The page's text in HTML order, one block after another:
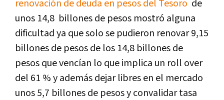
renovación de deuda en pesos del Tesoro de
unos 14,8 billones de pesos mostró alguna
dificultad ya que solo se pudieron renovar 9,15
billones de pesos de los 14,8 billones de
pesos que vencían lo que implica un roll over
del 61 % y además dejar libres en el mercado
unos 5,7 billones de pesos y convalidar tasa